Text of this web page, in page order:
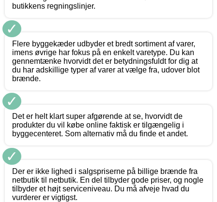
butikkens regningslinjer.
✓
Flere byggekæder udbyder et bredt sortiment af varer,
imens øvrige har fokus på en enkelt varetype. Du kan
gennemtænke hvorvidt det er betydningsfuldt for dig at
du har adskillige typer af varer at vælge fra, udover blot
brænde.
✓
Det er helt klart super afgørende at se, hvorvidt de
produkter du vil købe online faktisk er tilgængelig i
byggecenteret. Som alternativ må du finde et andet.
✓
Der er ikke lighed i salgspriserne på billige brænde fra
netbutik til netbutik. En del tilbyder gode priser, og nogle
tilbyder et højt serviceniveau. Du må afveje hvad du
vurderer er vigtigst.